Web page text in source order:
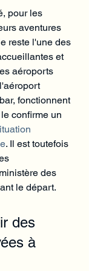
pour les
aventures
reste l'une des
et
aéroports
fonctionnent
confirme un
. Il est toutefois
des
le départ.
des
à